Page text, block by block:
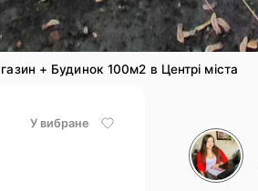
+ Будинок 100м2 в Центрі міста
У вибране